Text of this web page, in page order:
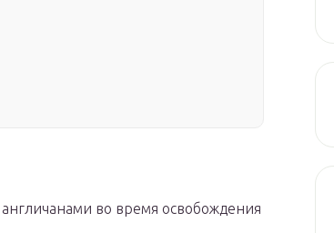
во время освобождения